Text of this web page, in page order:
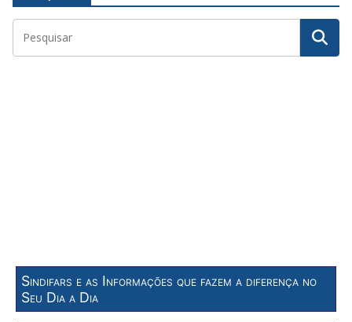
Sindifars e as Informações que fazem a diferença no
Seu Dia a Dia